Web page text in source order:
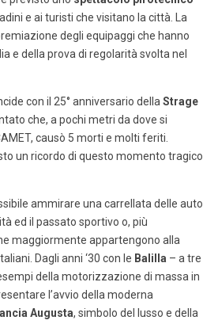
e ai turisti che visitano la città. La
degli equipaggi che hanno
e della prova di regolarità svolta nel
con il 25° anniversario della Strage
che, a pochi metri da dove si
causò 5 morti e molti feriti.
un ricordo di questo momento tragico
ammirare una carrellata delle auto
ed il passato sportivo o, più
maggiormente appartengono alla
Dagli anni ‘30 con le Balilla – a tre
della motorizzazione di massa in
l’avvio della moderna
Augusta, simbolo del lusso e della